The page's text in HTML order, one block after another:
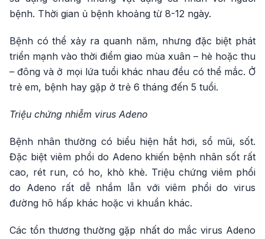
bệnh. Thời gian ủ bệnh khoảng từ 8-12 ngày.
Bệnh có thể xảy ra quanh năm, nhưng đặc biệt phát
triển mạnh vào thời điểm giao mùa xuân – hè hoặc thu
– đông và ở mọi lứa tuổi khác nhau đều có thể mắc. Ở
trẻ em, bệnh hay gặp ở trẻ 6 tháng đến 5 tuổi.
Triệu chứng nhiễm virus Adeno
Bệnh nhân thường có biểu hiện hắt hơi, sổ mũi, sốt.
Đặc biệt viêm phổi do Adeno khiến bệnh nhân sốt rất
cao, rét run, có ho, khò khè. Triệu chứng viêm phổi
do Adeno rất dễ nhầm lẫn với viêm phổi do virus
đường hô hấp khác hoặc vi khuẩn khác.
Các tổn thương thường gặp nhất do mắc virus Adeno